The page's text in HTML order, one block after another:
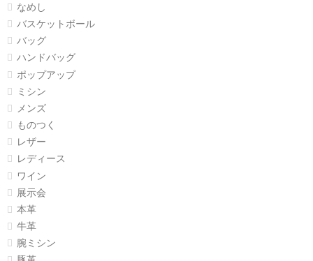
なめし
バスケットボール
バッグ
ハンドバッグ
ポップアップ
ミシン
メンズ
ものつく
レザー
レディース
ワイン
展示会
本革
牛革
腕ミシン